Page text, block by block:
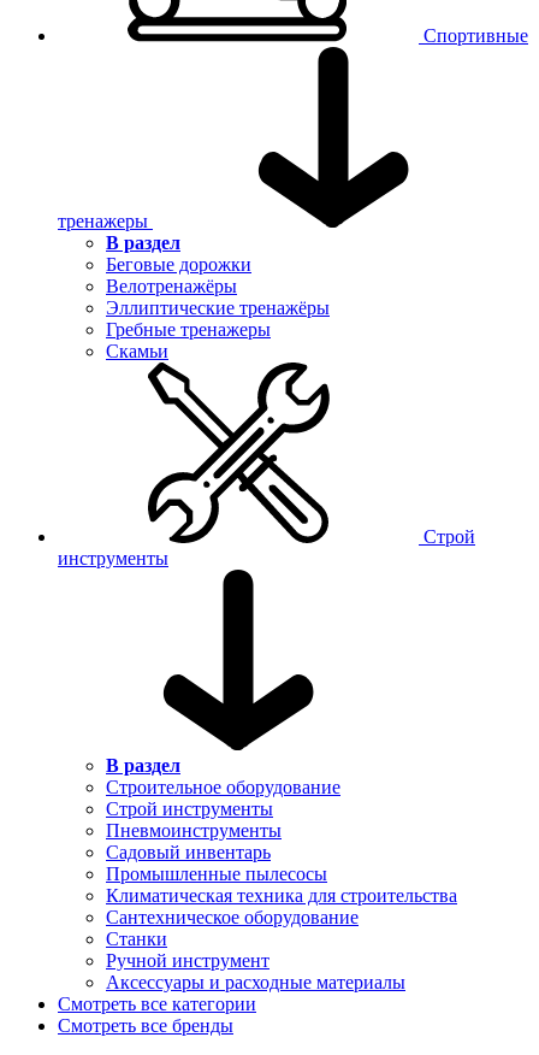
Спортивные
тренажеры
В раздел
Беговые дорожки
Велотренажёры
Эллиптические тренажёры
Гребные тренажеры
Скамьи
Строй
инструменты
В раздел
Строительное оборудование
Строй инструменты
Пневмоинструменты
Садовый инвентарь
Промышленные пылесосы
Климатическая техника для строительства
Сантехническое оборудование
Станки
Ручной инструмент
Аксессуары и расходные материалы
Смотреть все категории
Смотреть все бренды